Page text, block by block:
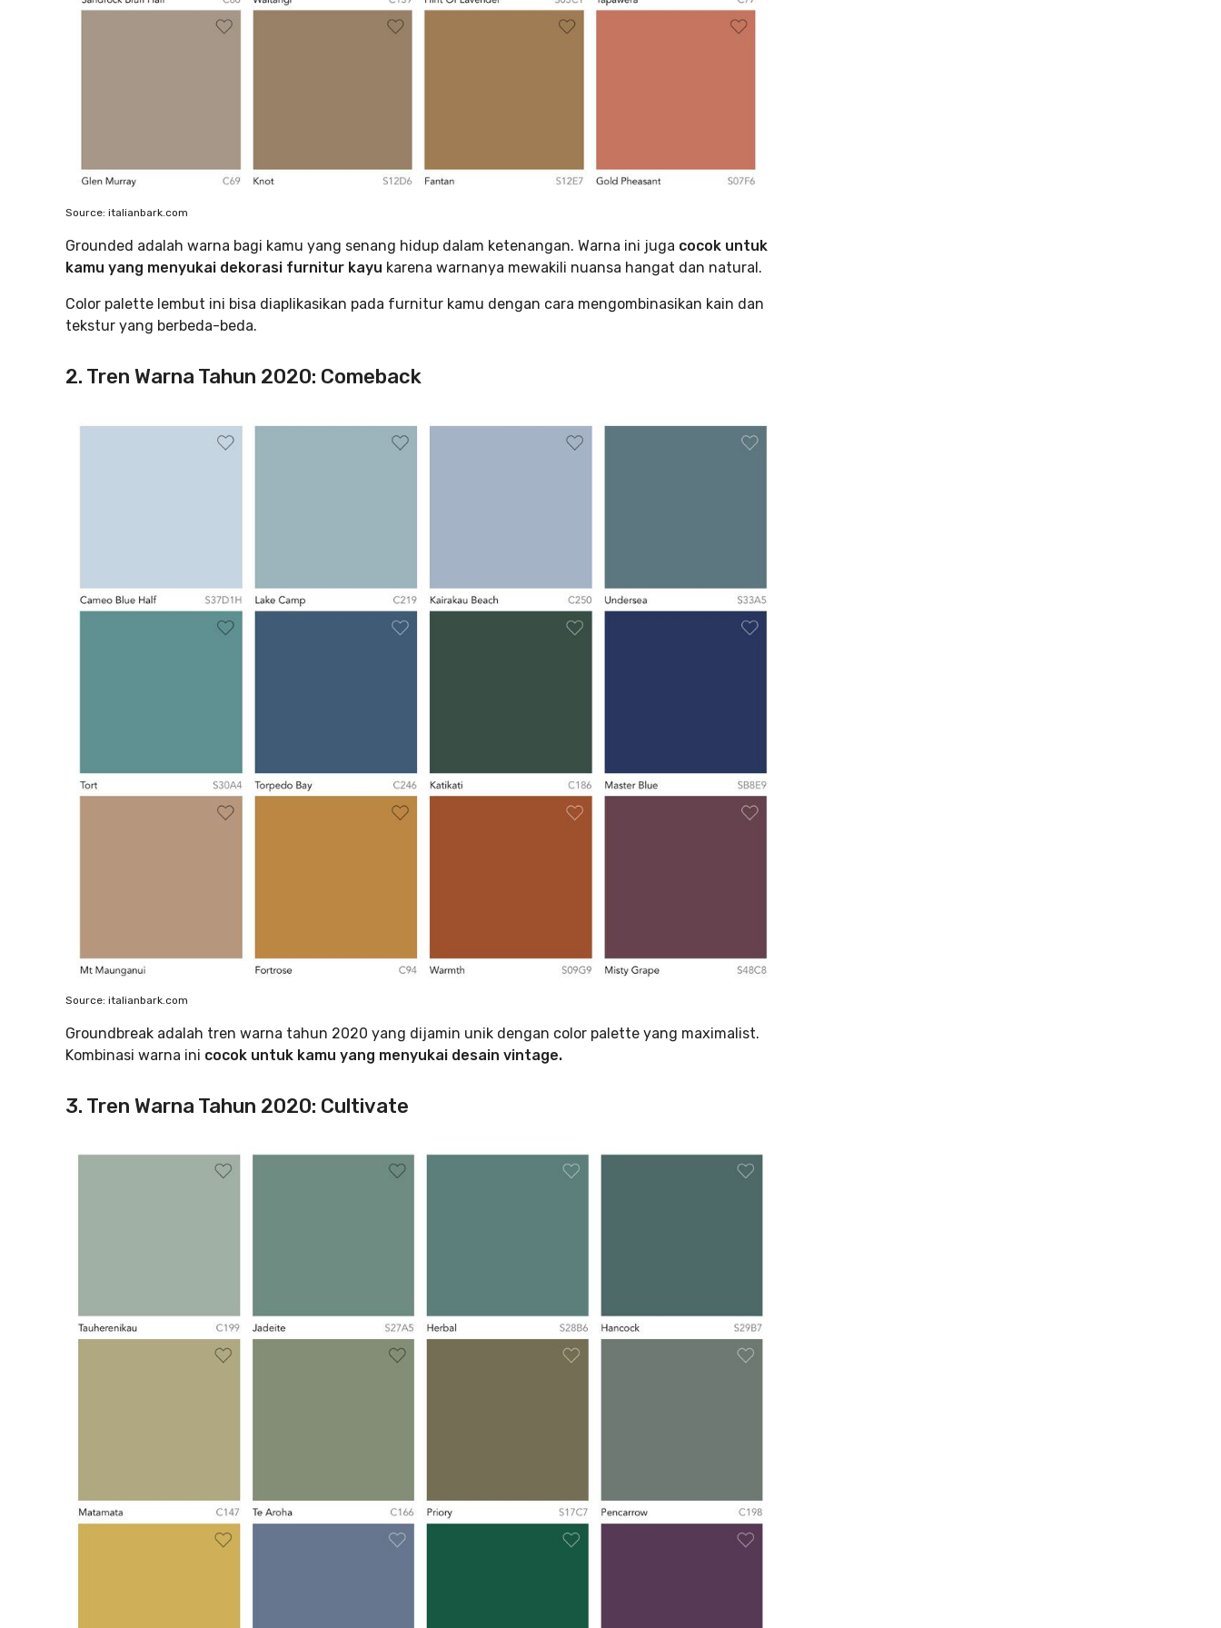
Source: italianbark.com
Grounded adalah warna bagi kamu yang senang hidup dalam ketenangan. Warna ini juga cocok untuk
kamu yang menyukai dekorasi furnitur kayu karena warnanya mewakili nuansa hangat dan natural.
Color palette lembut ini bisa diaplikasikan pada furnitur kamu dengan cara mengombinasikan kain dan
tekstur yang berbeda-beda.
2. Tren Warna Tahun 2020: Comeback
Source: italianbark.com
Groundbreak adalah tren warna tahun 2020 yang dijamin unik dengan color palette yang maximalist.
Kombinasi warna ini cocok untuk kamu yang menyukai desain vintage.
3. Tren Warna Tahun 2020: Cultivate